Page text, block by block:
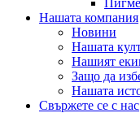
Нашата компания
Новини
Нашата
Нашият
Защо да
Нашата
Свържете се с нас